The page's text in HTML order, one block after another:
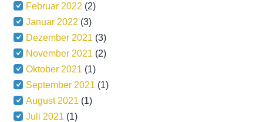
Februar 2022 (2)
Januar 2022 (3)
Dezember 2021 (3)
November 2021 (2)
Oktober 2021 (1)
September 2021 (1)
August 2021 (1)
Juli 2021 (1)